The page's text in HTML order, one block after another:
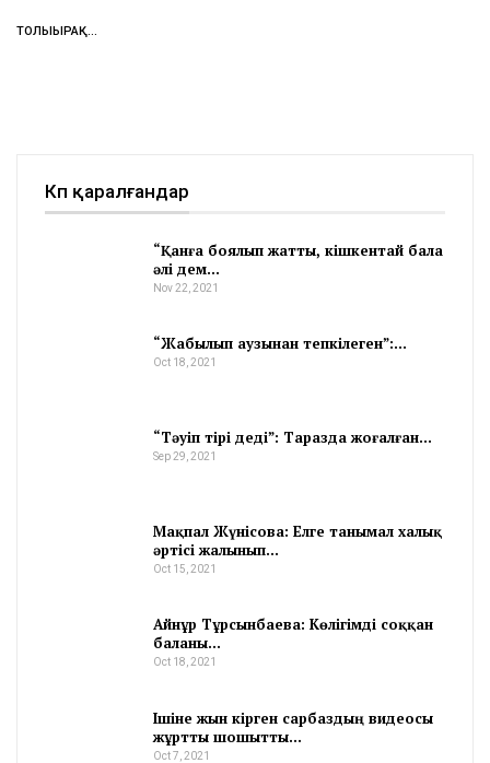
ТОЛЫҒЫРАҚ...
Көп қаралғандар
“Қанға боялып жатты, кішкентай бала
әлі дем…
Nov 22, 2021
“Жабылып аузынан тепкілеген”:…
Oct 18, 2021
“Тәуіп тірі деді”: Таразда жоғалған…
Sep 29, 2021
Мақпал Жүнісова: Елге танымал халық
әртісі жалынып…
Oct 15, 2021
Айнұр Тұрсынбаева: Көлігімді соққан
баланы…
Oct 18, 2021
Ішіне жын кірген сарбаздың видеосы
жұртты шошытты…
Oct 7, 2021